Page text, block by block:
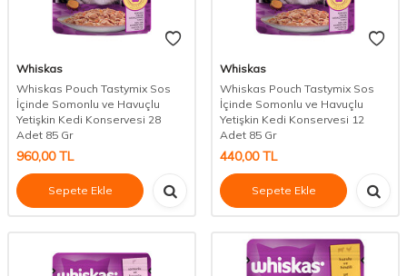
Whiskas
Whiskas Pouch Tastymix Sos
İçinde Somonlu ve Havuçlu
Yetişkin Kedi Konservesi 28
Adet 85 Gr
960,00TL
Sepete Ekle
Whiskas
Whiskas Pouch Tastymix Sos
İçinde Somonlu ve Havuçlu
Yetişkin Kedi Konservesi 12
Adet 85 Gr
440,00TL
Sepete Ekle